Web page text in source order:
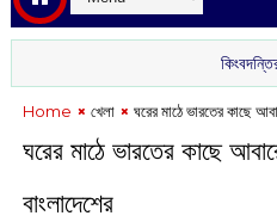
কিংবদন্তির
Home খেলা ঘরের মাঠে ভারতের কাছে
ঘরের মাঠে ভারতের কাছে
বাংলাদেশের